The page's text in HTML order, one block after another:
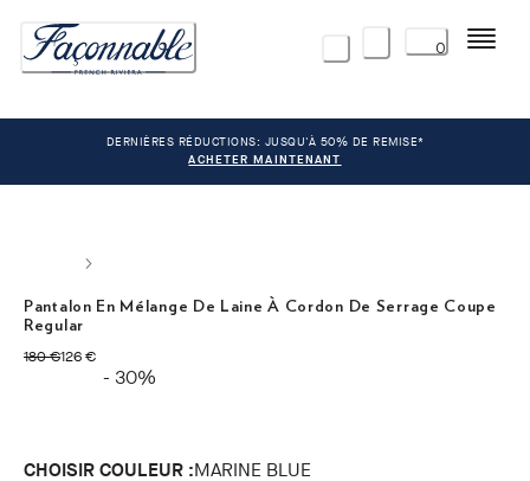
0 Menu
DERNIÈRES RÉDUCTIONS: JUSQU'À 50% DE REMISE*
ACHETER MAINTENANT
Pantalon En Mélange De Laine À Cordon De Serrage Coupe
Regular
180 €
original price 180 €
126 €
current price 126 €
- 30%
CHOISIR COULEUR :MARINE BLUE